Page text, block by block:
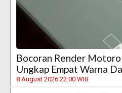
Bocoran Render
Ungkap Empat Warna
8 August 2026 22:00 WIB